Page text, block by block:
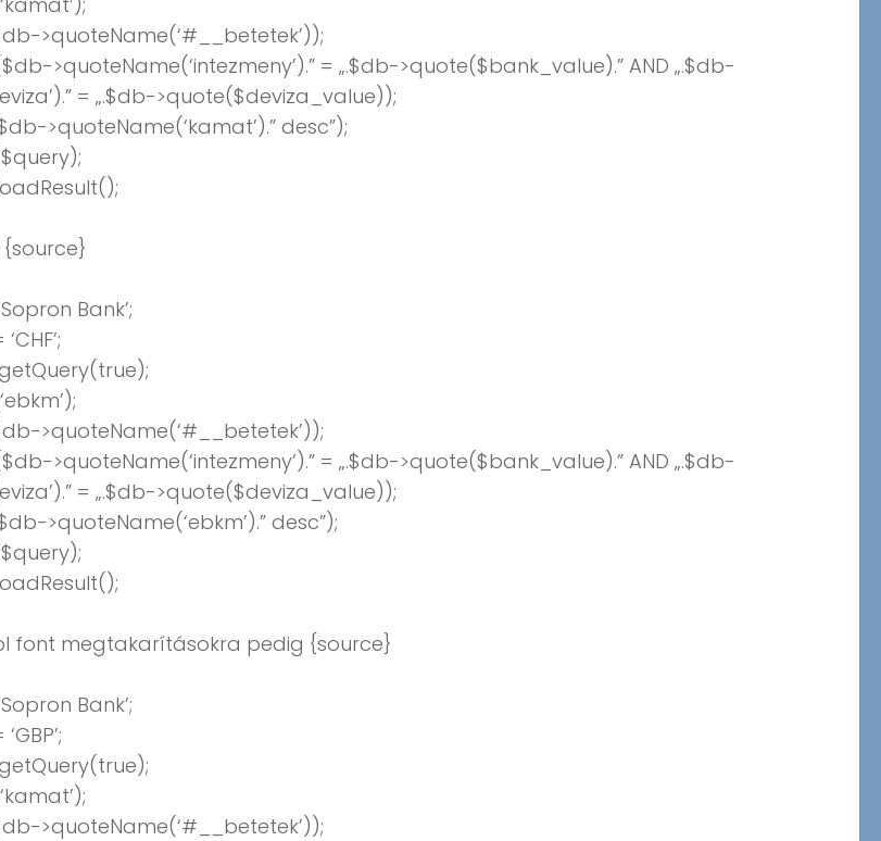
>quoteName(‘#__betetek’));
>quoteName(‘intezmeny’).” = „.$db->quote($bank_value).” AND „.$db-
= „.$db->quote($deviza_value));
>quoteName(‘kamat’).” desc”);
{source}
Bank’;
>quoteName(‘#__betetek’));
>quoteName(‘intezmeny’).” = „.$db->quote($bank_value).” AND „.$db-
= „.$db->quote($deviza_value));
>quoteName(‘ebkm’).” desc”);
font megtakarításokra pedig {source}
Bank’;
>quoteName(‘#__betetek’));